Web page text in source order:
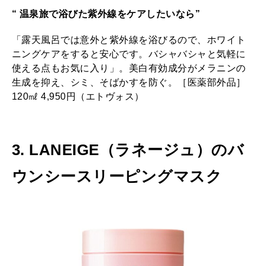
“ 温泉旅で浴びた紫外線をケアしたいなら”
「露天風呂では意外と紫外線を浴びるので、ホワイト
ニングケアをすると安心です。バシャバシャと気軽に
使える点もお気に入り」。美白有効成分がメラニンの
生成を抑え、シミ、そばかすを防ぐ。［医薬部外品］
120㎖ 4,950円（エトヴォス）
3. LANEIGE（ラネージュ）のバ
ウンシースリーピングマスク